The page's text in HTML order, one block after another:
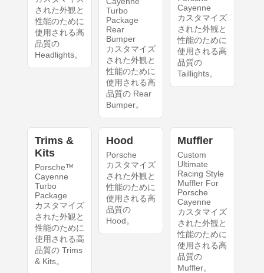
された外観と
性能のために
使用される高
品質の
Headlights。
Turbo
Package
Rear
Bumper
カスタマイズ
された外観と
性能のために
使用される高
品質の Rear
Bumper。
Cayenne
カスタマイズ
された外観と
性能のために
使用される高
品質の
Taillights。
Trims &
Kits
Porsche™
Cayenne
Turbo
Package
カスタマイズ
された外観と
性能のために
使用される高
品質の Trims
& Kits。
Hood
Porsche
カスタマイズ
された外観と
性能のために
使用される高
品質の
Hood。
Muffler
Custom
Ultimate
Racing Style
Muffler For
Porsche
Cayenne
カスタマイズ
された外観と
性能のために
使用される高
品質の
Muffler。